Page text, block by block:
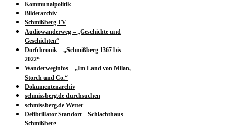
Kommunalpolitik
Bilderarchiv
Schmißberg TV
Audiowanderweg – „Geschichte und
Geschichten“
Dorfchronik – „Schmißberg 1367 bis
2022“
Wanderweginfos – „Im Land von Milan,
Storch und Co.“
Dokumentenarchiv
schmissberg.de durchsuchen
schmissberg.de Wetter
Defibrillator Standort – Schlachthaus